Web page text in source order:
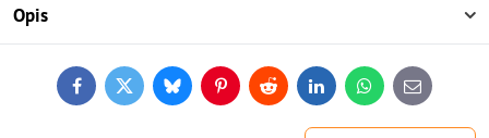
Opis
FacebookTwitterBlueskyPinterestReddit LinkedInWhatsApp
E-
mail